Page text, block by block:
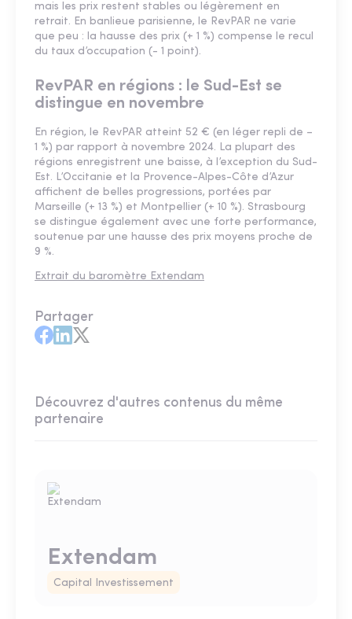
mais les prix restent stables ou légèrement en
retrait. En banlieue parisienne, le RevPAR ne varie
que peu : la hausse des prix (+ 1 %) compense le recul
du taux d’occupation (- 1 point).
RevPAR en régions : le Sud-Est se
distingue en novembre
En région, le RevPAR atteint 52 € (en léger repli de –
1 %) par rapport à novembre 2024. La plupart des
régions enregistrent une baisse, à l’exception du Sud-
Est. L’Occitanie et la Provence-Alpes-Côte d’Azur
affichent de belles progressions, portées par
Marseille (+ 13 %) et Montpellier (+ 10 %). Strasbourg
se distingue également avec une forte performance,
soutenue par une hausse des prix moyens proche de
9 %.
Extrait du baromètre Extendam
Partager
Découvrez d'autres contenus du même
partenaire
Extendam
Capital Investissement